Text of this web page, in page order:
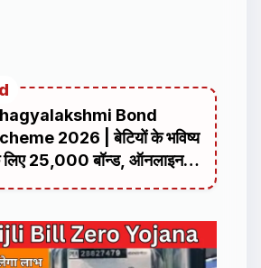
Bond
2026 | बेटियों के भविष्य
₹25,000 बॉन्ड, ऑनलाइन
प्रक्रिया, पात्रता, दस्तावेज